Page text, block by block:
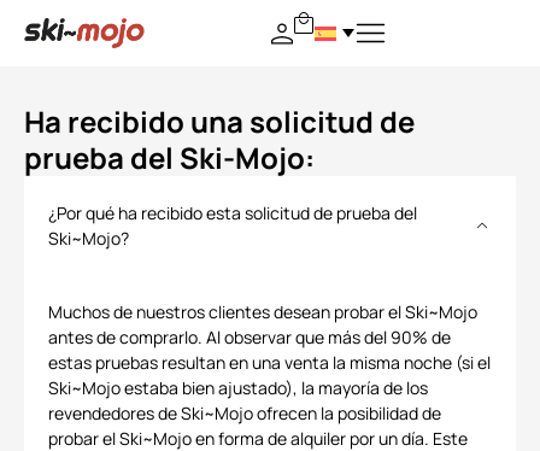
Ha recibido una solicitud de
prueba del Ski-Mojo:
¿Por qué ha recibido esta solicitud de prueba del
Ski~Mojo?
Muchos de nuestros clientes desean probar el Ski~Mojo
antes de comprarlo. Al observar que más del 90% de
estas pruebas resultan en una venta la misma noche (si el
Ski~Mojo estaba bien ajustado), la mayoría de los
revendedores de Ski~Mojo ofrecen la posibilidad de
probar el Ski~Mojo en forma de alquiler por un día. Este